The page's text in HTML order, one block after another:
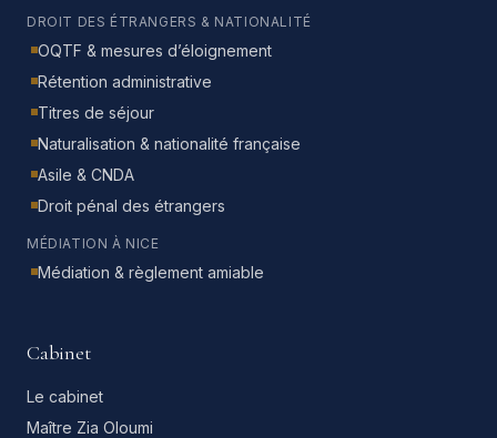
DROIT DES ÉTRANGERS & NATIONALITÉ
OQTF & mesures d’éloignement
Rétention administrative
Titres de séjour
Naturalisation & nationalité française
Asile & CNDA
Droit pénal des étrangers
MÉDIATION À NICE
Médiation & règlement amiable
Cabinet
Le cabinet
Maître Zia Oloumi